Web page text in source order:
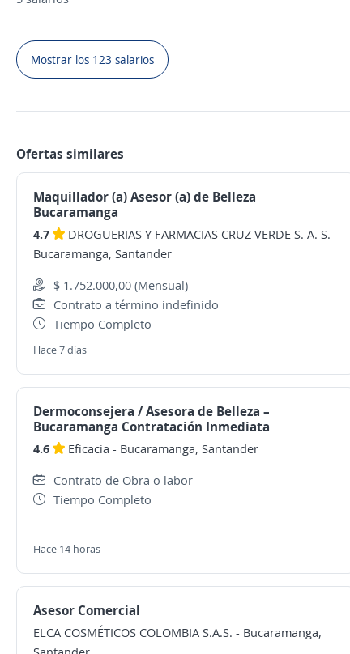
Mostrar los 123 salarios
Ofertas similares
Maquillador (a) Asesor (a) de Belleza
Bucaramanga
4.7 DROGUERIAS Y FARMACIAS CRUZ VERDE S. A. S. -
Bucaramanga, Santander
$ 1.752.000,00 (Mensual)
Contrato a término indefinido
Tiempo Completo
Hace 7 días
Dermoconsejera / Asesora de Belleza –
Bucaramanga Contratación Inmediata
4.6 Eficacia - Bucaramanga, Santander
Contrato de Obra o labor
Tiempo Completo
Hace 14 horas
Asesor Comercial
ELCA COSMÉTICOS COLOMBIA S.A.S. - Bucaramanga,